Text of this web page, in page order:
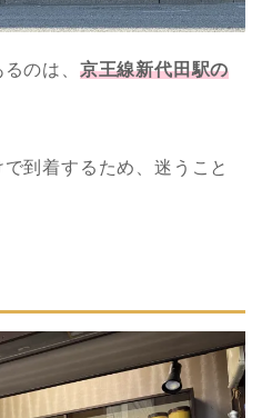
のは、 京王線新代田駅の
到着するため、迷うこと